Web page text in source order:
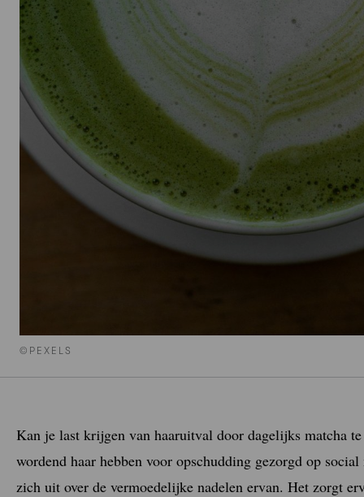
©PEXELS
Kan je last krijgen van haaruitval door dagelijks matcha
wordend haar hebben voor opschudding gezorgd op
zich uit over de vermoedelijke nadelen ervan. Het zorgt